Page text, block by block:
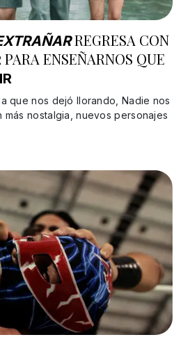
REGRESA CON
PARA ENSEÑARNOS QUE
que nos dejó llorando, Nadie nos
nostalgia, nuevos personajes